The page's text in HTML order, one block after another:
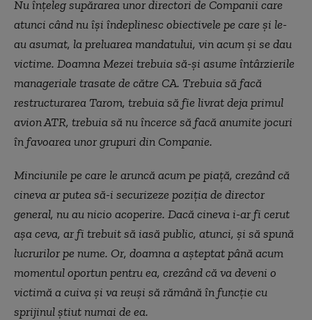
Nu înțeleg supărarea unor directori de Companii care
atunci când nu își îndeplinesc obiectivele pe care și le-
au asumat, la preluarea mandatului, vin acum și se dau
victime. Doamna Mezei trebuia să-și asume întârzierile
manageriale trasate de către CA. Trebuia să facă
restructurarea Tarom, trebuia să fie livrat deja primul
avion ATR, trebuia să nu încerce să facă anumite jocuri
în favoarea unor grupuri din Companie.
Minciunile pe care le aruncă acum pe piață, crezând că
cineva ar putea să-i securizeze poziția de director
general, nu au nicio acoperire. Dacă cineva i-ar fi cerut
așa ceva, ar fi trebuit să iasă public, atunci, și să spună
lucrurilor pe nume. Or, doamna a așteptat până acum
momentul oportun pentru ea, crezând că va deveni o
victimă a cuiva și va reuși să rămână în funcție cu
sprijinul știut numai de ea.